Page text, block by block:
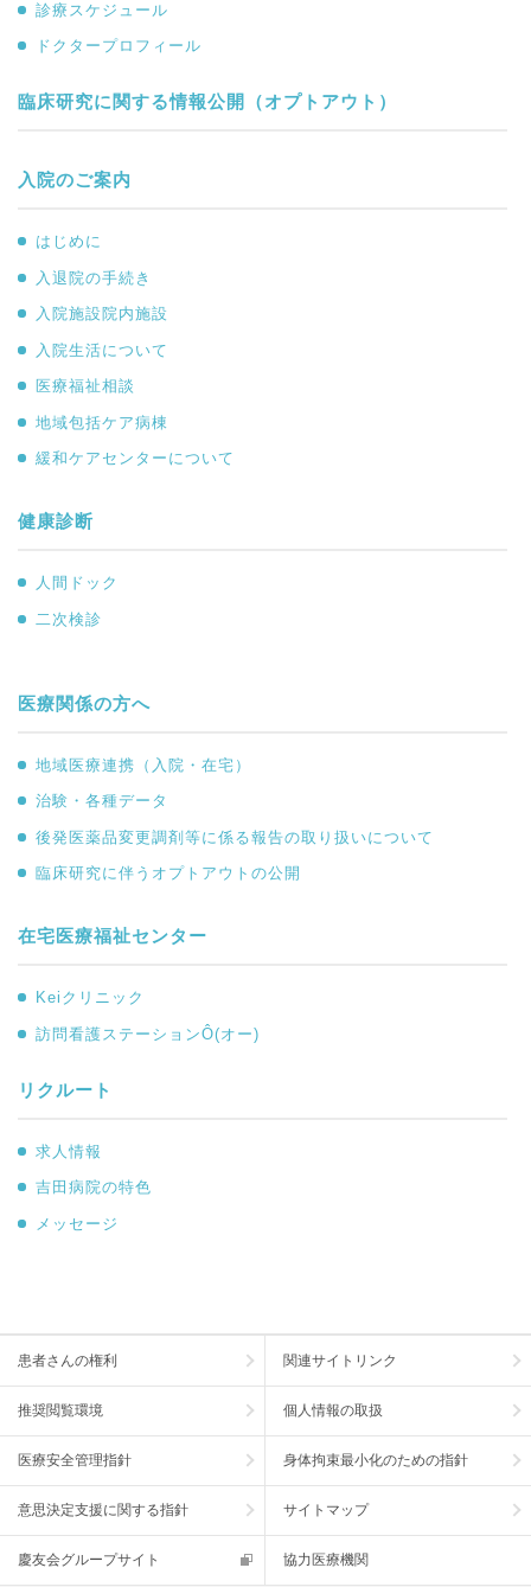
診療スケジュール
ドクタープロフィール
臨床研究に関する情報公開（オプトアウト）
入院のご案内
はじめに
入退院の手続き
入院施設院内施設
入院生活について
医療福祉相談
地域包括ケア病棟
緩和ケアセンターについて
健康診断
人間ドック
二次検診
医療関係の方へ
地域医療連携（入院・在宅）
治験・各種データ
後発医薬品変更調剤等に係る報告の取り扱いについて
臨床研究に伴うオプトアウトの公開
在宅医療福祉センター
Keiクリニック
訪問看護ステーションÔ(オー)
リクルート
求人情報
吉田病院の特色
メッセージ
患者さんの権利 関連サイトリンク
推奨閲覧環境 個人情報の取扱
医療安全管理指針 身体拘束最小化のための指針
意思決定支援に関する指針 サイトマップ
慶友会グループサイト 協力医療機関